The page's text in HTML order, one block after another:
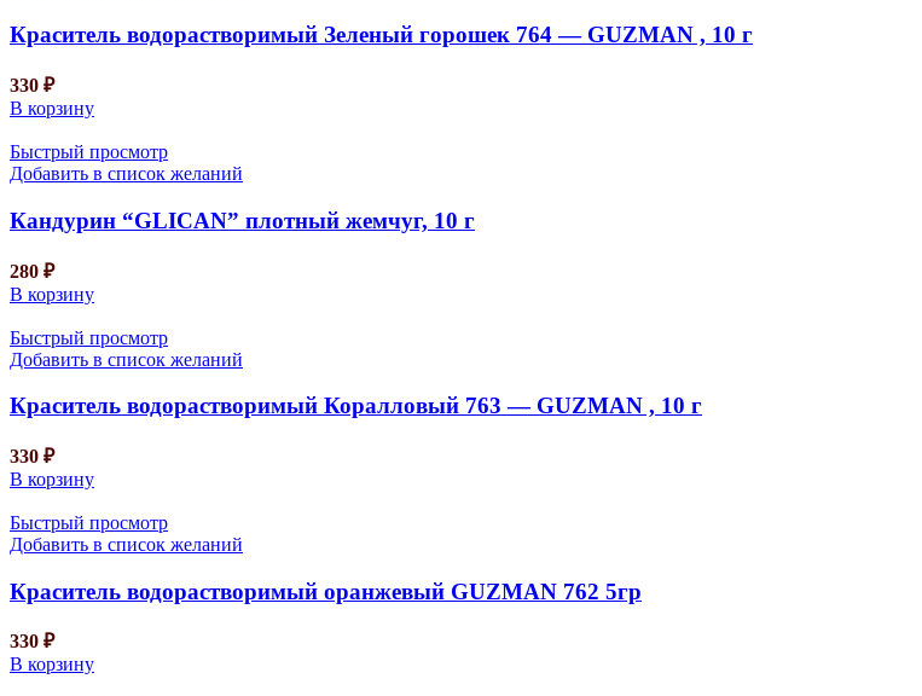
Краситель водорастворимый Зеленый горошек 764 — GUZMAN , 10 г
330 ₽
В корзину
Быстрый просмотр
Добавить в список желаний
Кандурин “GLICAN” плотный жемчуг, 10 г
280 ₽
В корзину
Быстрый просмотр
Добавить в список желаний
Краситель водорастворимый Коралловый 763 — GUZMAN , 10 г
330 ₽
В корзину
Быстрый просмотр
Добавить в список желаний
Краситель водорастворимый оранжевый GUZMAN 762 5гр
330 ₽
В корзину